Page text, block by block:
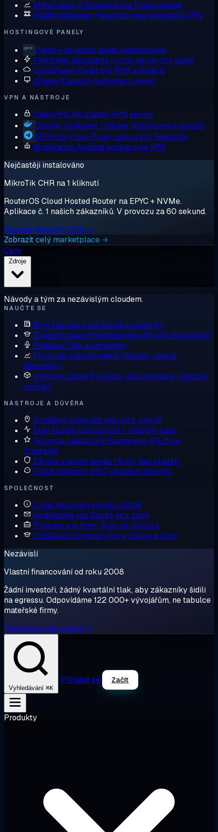
MetaTrader 4 Standard pro Forex trading
Hiddify Manager Panel pro více protokolů VPN
HOSTINGOVÉ PANELY
Plesk Full-stack panel webhostingu
FastPanel Bezplatný rychlý serverový panel
CloudPanel Panel pro PHP a Node.js
cPanel Klasický hostingový panel
VPN A NÁSTROJE
OpenVPN AS Vlastní VPN server
Docker Container runtime, připravený k použití
MTProto Proxy Proxy nativní pro Telegram
BlueStacks Android aplikace na VPS
Nejčastěji instalováno
MikroTik CHR na 1 kliknutí
RouterOS Cloud Hosted Router na EPYC + NVMe.
Aplikace č. 1 našich zákazníků. V provozu za 60 sekund.
Nasadit MikroTik CHR →
Zobrazit celý marketplace →
Ceny
Návody a tým za nezávislým cloudem.
NAUČTE SE
Blog Návody a technické poznámky
Znalostní báze Podrobné návody krok za krokem
Redakce Tisk a oznámení
Porovnat poskytovateleCloudzy versus
alternativy
Všechny zdroje Průvodci, dokumentace, nástroje,
novinky
NÁSTROJE A DŮVĚRA
ZrcadleníOtestujte naši síť z vaší IP
Stav služeb Dostupnost v reálném čase
Recenze zákazníků Hodnoceno 4,6/5 na
Trustpilot
Záruka vrácení peněz 14 dní, bez otázek
Získat podporu 24/7, skuteční inženýři
SPOLEČNOST
O nás Nezávislí od roku 2008
Kontaktujte nás Spojte se s námi
Program pro firmy Růst na Cloudzy
Vzdělávací program Pro výzkum a týmy
Nezávislí
Vlastní financování od roku 2008
Žádní investoři, žádný kvartální tlak, aby zákazníky šidili
na egressu. Odpovídáme 122 000+ vývojářům, ne tabulce
mateřské firmy.
Přečtěte si náš příběh →
Vyhledávání ⌘K
Přihlásit se Začít
Produkty